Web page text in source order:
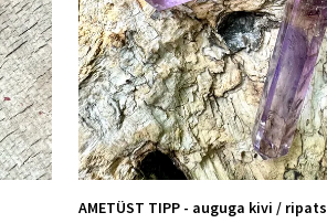
AMETÜST TIPP - auguga kivi / ripats